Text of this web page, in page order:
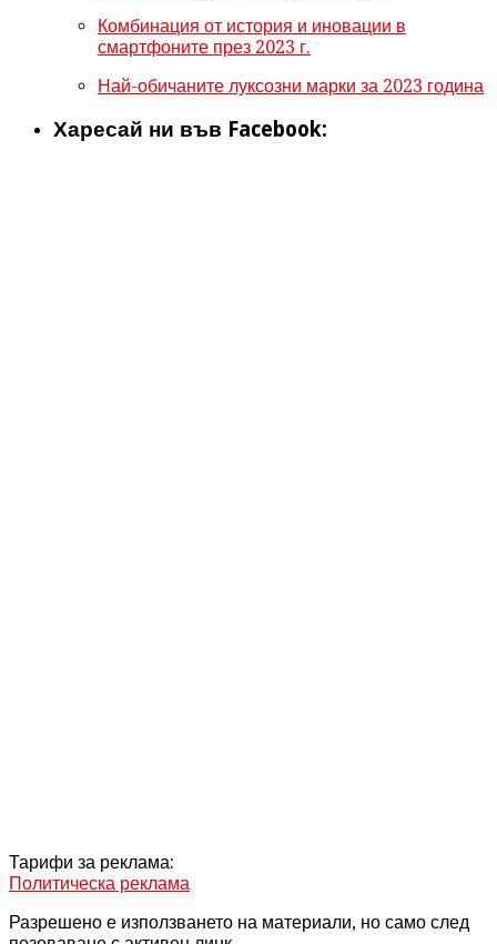
Комбинация от история и иновации в
смартфоните през 2023 г.
Най-обичаните луксозни марки за 2023 година
Харесай ни във Facebook:
Тарифи за реклама:
Политическа реклама
Разрешено е използването на материали, но само след